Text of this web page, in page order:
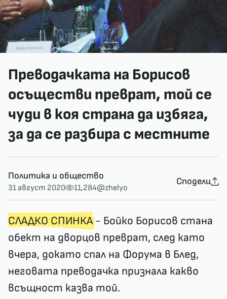
Преводачката на Борисов
осъществи преврат, той се
чуди в коя страна да избяга,
за да се разбира с местните
Политика и общество
31 август 2020 11,284@zhelyo
Сподели
СЛАДКО СПИНКА- Бойко Борисов стана
обект на дворцов преврат, след като
вчера, докато спал на Форума в Блед,
неговата преводачка признала какво
всъщност казва той.